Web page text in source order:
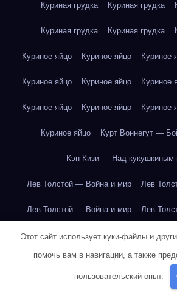
Куриная грудка Куриная грудка
Куриная грудка Куриная грудка
Куриное яйцо Куриное яйцо Куриное
Куриное яйцо Куриное яйцо Куриное
Куриное яйцо Куриное яйцо Куриное
Куриное яйцо Курт Воннегут —
Кэн Кизи — Над кукушкиным
Лев Толстой — Война и мир Лев
Лев Толстой — Война и мир Лев
Лев Толстой — Война и мир Лев
Лев Толстой — Война и мир Лев
Лев
Этот сайт использует куки-файлы и
помочь вам в навигации, а также
пользовательский опыт.